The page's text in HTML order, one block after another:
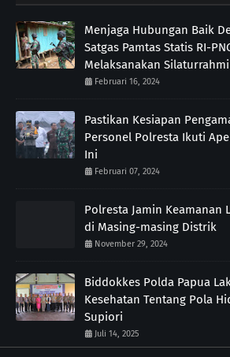
Menjaga Hubungan Baik
Satgas Pamtas Statis RI-
Melaksanakan Silaturrahmi
Februari 16, 2024
Pastikan Kesiapan
Personel Polresta Ikuti
Ini
Februari 07, 2024
Polresta Jamin Keamanan
di Masing-masing Distrik
November 29, 2024
Biddokkes Polda Papua
Kesehatan Tentang Pola
Supiori
Juli 14, 2025